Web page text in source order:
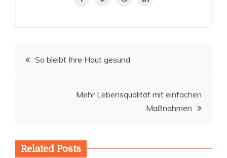
Beitragsnavigation
So bleibt Ihre Haut gesund
Mehr Lebensqualität mit einfachen
Maßnahmen
Related Posts